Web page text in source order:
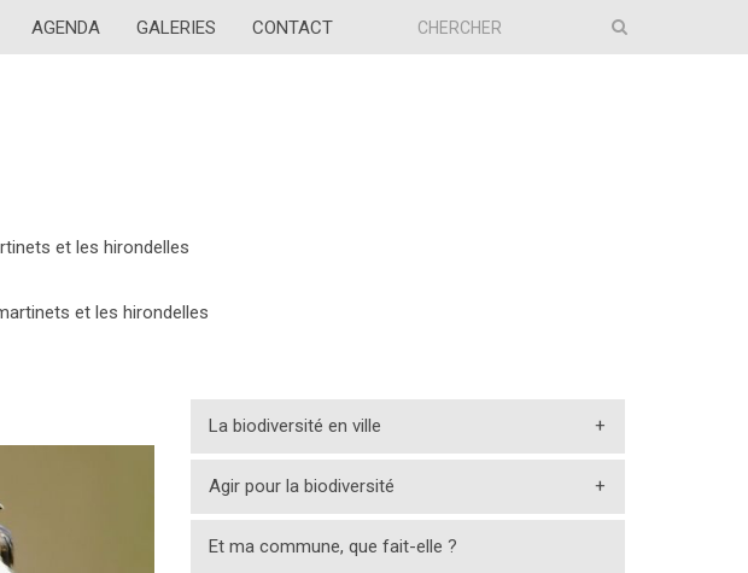
AGENDA GALERIES CONTACT
et les hirondelles
et les hirondelles
La biodiversité en ville +
Agir pour la biodiversité +
Et ma commune, que fait-elle ?